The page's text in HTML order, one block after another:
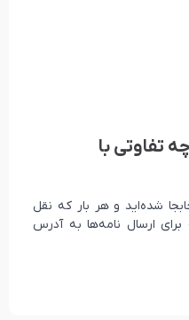
و چه تفاوتی با
شده‌اید و هر بار که نقل
ارسال نامه‌ها به آدرس